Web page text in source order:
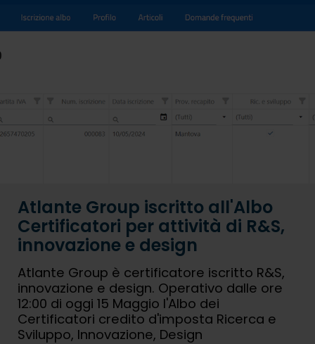
Atlante Group iscritto all'Albo
Certificatori per attività di R&S,
innovazione e design
Atlante Group è certificatore iscritto R&S,
innovazione e design. Operativo dalle ore
12:00 di oggi 15 Maggio l'Albo dei
Certificatori credito d'imposta Ricerca e
Sviluppo, Innovazione, Design